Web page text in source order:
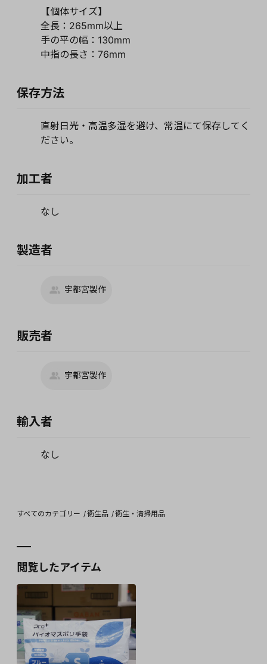
【個体サイズ】
全長：265mm以上
手の平の幅：130mm
中指の長さ：76mm
保存方法
直射日光・高温多湿を避け、常温にて保存してく
ださい。
加工者
なし
製造者
宇都宮製作
販売者
宇都宮製作
輸入者
なし
すべてのカテゴリー 衛生品 衛生・清掃用品
閲覧したアイテム